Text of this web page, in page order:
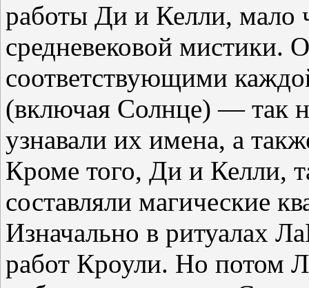
работы Ди и Келли, мало
средневековой мистики.
соответствующими
(включая Солнце) — так
узнавали их имена, а
Кроме того, Ди и Келли,
составляли магические
Изначально в ритуалах
работ Кроули. Но потом